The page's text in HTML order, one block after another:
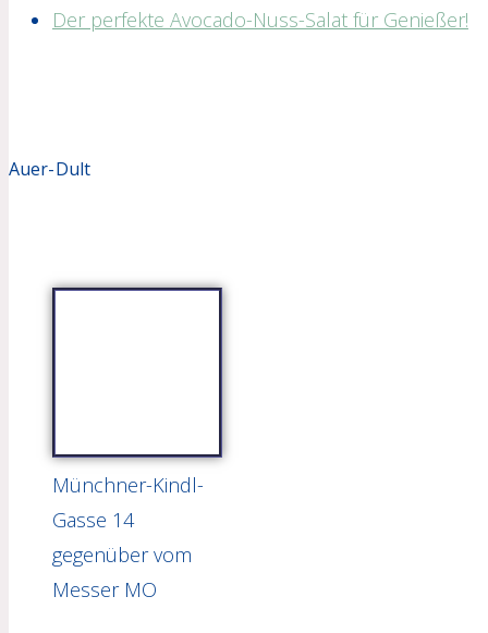
Der perfekte Avocado-Nuss-Salat für Genießer!
Auer-Dult
Münchner-Kindl-
Gasse 14
gegenüber vom
Messer MO